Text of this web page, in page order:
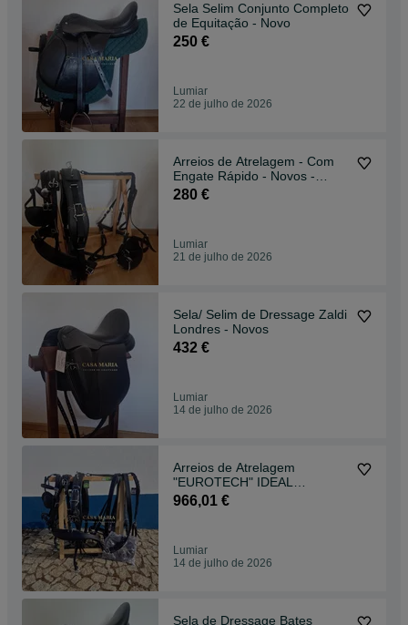
Sela Selim Conjunto Completo
de Equitação - Novo
250 €
Lumiar
22 de julho de 2026
Arreios de Atrelagem - Com
Engate Rápido - Novos -
Cavalo, Charrete
280 €
Lumiar
21 de julho de 2026
Sela/ Selim de Dressage Zaldi
Londres - Novos
432 €
Lumiar
14 de julho de 2026
Arreios de Atrelagem
"EUROTECH" IDEAL
EQUESTRIAN - NOVOS
966,01 €
Lumiar
14 de julho de 2026
Sela de Dressage Bates